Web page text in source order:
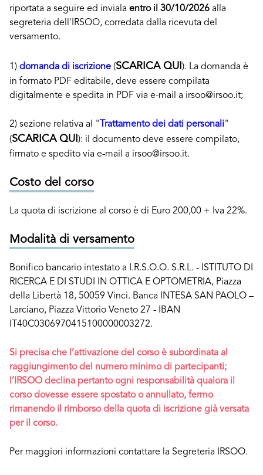
riportata a seguire ed inviala entro il 30/10/2026 alla
segreteria dell'IRSOO, corredata dalla ricevuta del
versamento.
1) domanda di iscrizione (SCARICA QUI ). La domanda è
in formato PDF editabile, deve essere compilata
digitalmente e spedita in PDF via e-mail a irsoo@irsoo.it;
2) sezione relativa al " Trattamento dei dati personali"
(SCARICA QUI ): il documento deve essere compilato,
firmato e spedito via e-mail a irsoo@irsoo.it.
Costo del corso
La quota di iscrizione al corso è di Euro 200,00 + Iva 22%.
Modalità di versamento
Bonifico bancario intestato a I.R.S.O.O. S.R.L. - ISTITUTO DI
RICERCA E DI STUDI IN OTTICA E OPTOMETRIA, Piazza
della Libertà 18, 50059 Vinci. Banca INTESA SAN PAOLO –
Larciano, Piazza Vittorio Veneto 27 - IBAN
IT40C0306970415100000003272.
Si precisa che l’attivazione del corso è subordinata al
raggiungimento del numero minimo di partecipanti;
l’IRSOO declina pertanto ogni responsabilità qualora il
corso dovesse essere spostato o annullato, fermo
rimanendo il rimborso della quota di iscrizione già versata
per il corso.
Per maggiori informazioni contattare la Segreteria IRSOO.